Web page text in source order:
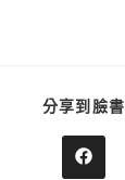
分享到臉書
Opens